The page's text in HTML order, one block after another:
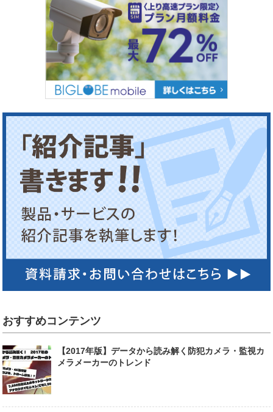
おすすめコンテンツ
【2017年版】データから読み解く防犯カメラ・監視カ
メラメーカーのトレンド